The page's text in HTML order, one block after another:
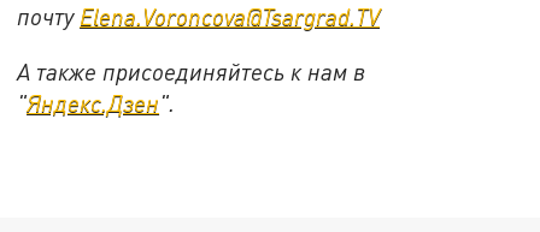
почту Elena.Voroncova@Tsargrad.TV
А также присоединяйтесь к нам в
"Яндекс.Дзен".